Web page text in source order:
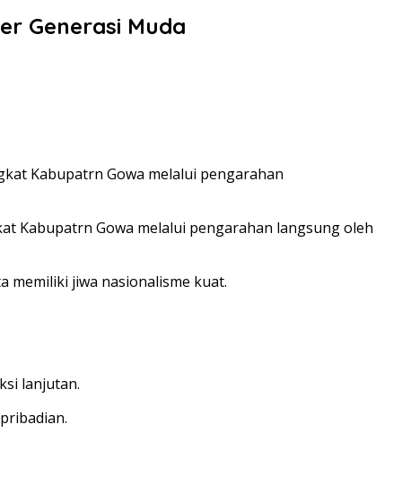
Generasi Muda
Kabupatrn Gowa melalui pengarahan
Kabupatrn Gowa melalui pengarahan langsung oleh
memiliki jiwa nasionalisme kuat.
lanjutan.